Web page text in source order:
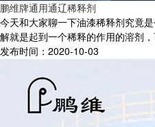
鹏维牌通用通辽稀释剂
今天和大家聊一下油漆稀释剂究竟
解就是起到一个稀释的作用的溶剂
发布时间：2020-10-03